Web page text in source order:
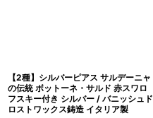
【2種】シルバーピアス サルデーニャ
の伝統 ボットーネ・サルド 赤スワロ
フスキー付き シルバー / バニッシュド
ロストワックス鋳造 イタリア製